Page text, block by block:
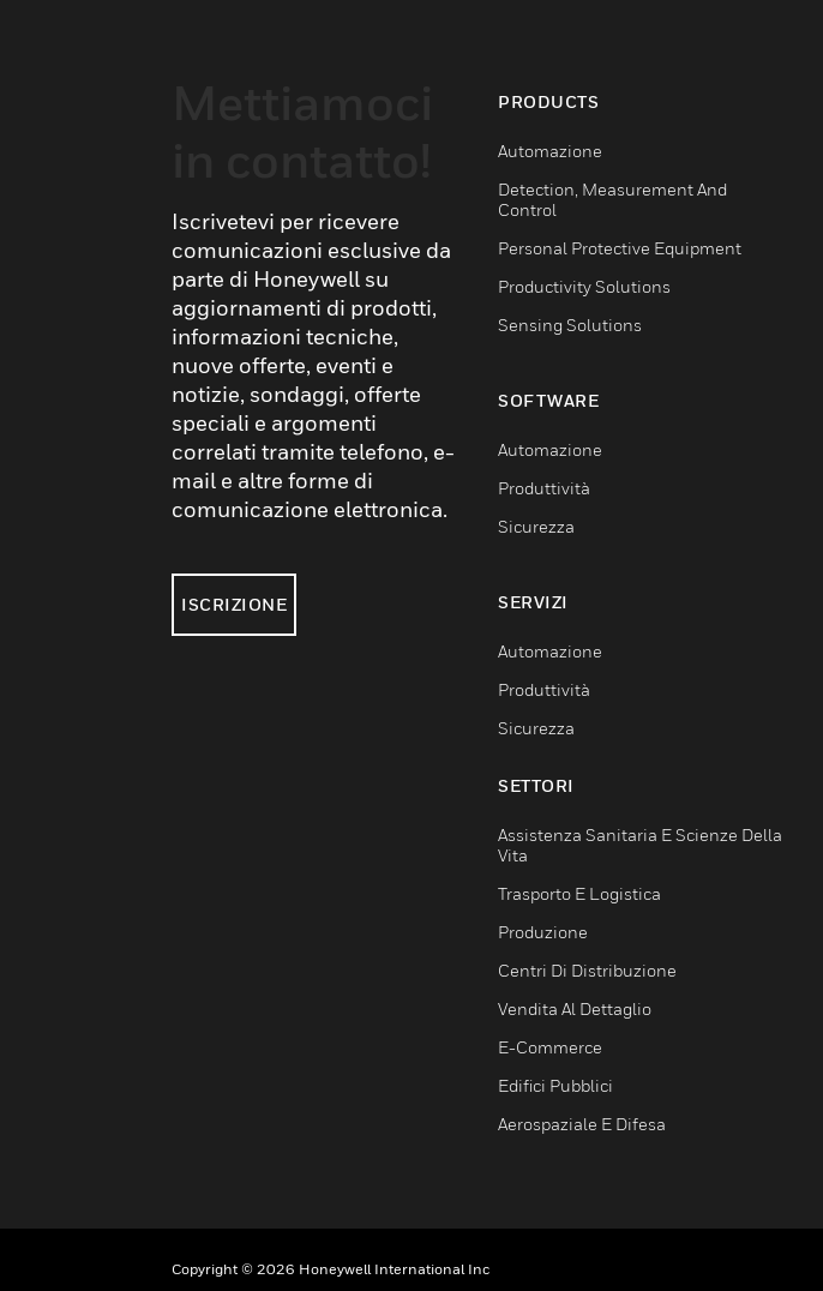
Iscrivetevi per ricevere
comunicazioni esclusive da
parte di Honeywell su
aggiornamenti di prodotti,
informazioni tecniche,
nuove offerte, eventi e
notizie, sondaggi, offerte
speciali e argomenti
correlati tramite telefono, e-
mail e altre forme di
comunicazione elettronica.
ISCRIZIONE
PRODUCTS
Automazione
Detection, Measurement And
Control
Personal Protective Equipment
Productivity Solutions
Sensing Solutions
SOFTWARE
Automazione
Produttività
Sicurezza
SERVIZI
Automazione
Produttività
Sicurezza
SETTORI
Assistenza Sanitaria E Scienze Della
Vita
Trasporto E Logistica
Produzione
Centri Di Distribuzione
Vendita Al Dettaglio
E-Commerce
Edifici Pubblici
Aerospaziale E Difesa
Copyright © 2026 Honeywell International Inc